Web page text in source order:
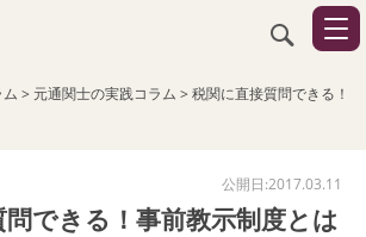
> 元通関士の実践コラム >税関に直接質問できる！
公開日:2017.03.11
できる！事前教示制度とは